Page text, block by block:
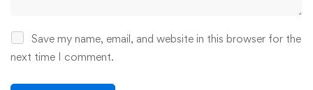
Save my name, email, and website in this browser for the
next time I comment.